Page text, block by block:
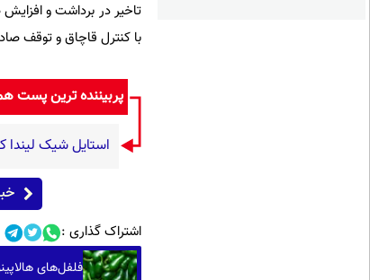
تاخیر در برداشت و
با کنترل قاچاق و توقف
پربیننده ترین پست
استایل شیک لیندا
اشتراک گذاری :
فلفل‌های